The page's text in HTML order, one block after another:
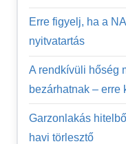
Erre figyelj, ha a
nyitvatartás
A rendkívüli hőség
bezárhatnak – erre
Garzonlakás
havi törlesztő